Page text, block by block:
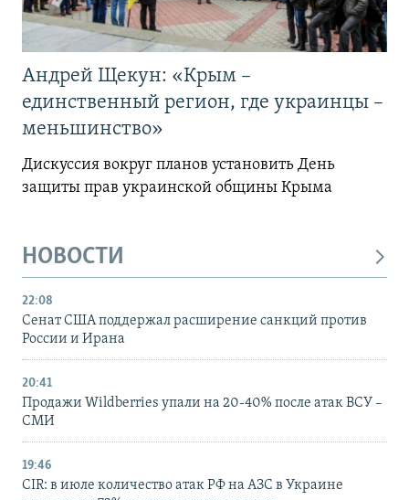
Андрей Щекун: «Крым –
единственный регион, где украинцы –
меньшинство»
Дискуссия вокруг планов установить День
защиты прав украинской общины Крыма
НОВОСТИ
22:08
Сенат США поддержал расширение санкций против
России и Ирана
20:41
Продажи Wildberries упали на 20-40% после атак ВСУ –
СМИ
19:46
CIR: в июле количество атак РФ на АЗС в Украине